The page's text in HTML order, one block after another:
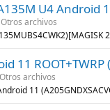
U4 Android
Otros archivos
11 ROOT+TWRP
Otros archivos
11